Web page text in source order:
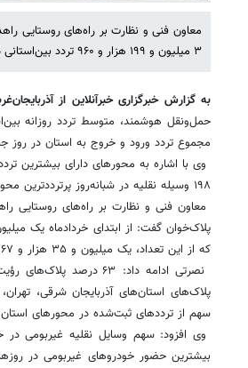
۳ میلیون و ۱۹۹ هزار و ۹۶۰ تردد بین‌استانی در محورهای مواصلاتی استان طی خردادماه ۱۴۰۵ خبر داد.
به گزارش خبرگزاری خبرآنلاین از
مجموع تردد ورود و خروج به استان در روز
۱۹۸ وسیله نقلیه در شبانه‌روز پرترددترین محور استان در خردادماه بوده است.
معاون فنی و نظارت بر راه‌های روستایی
که از این تعداد، یک میلیون و ۳۵ هزار و ۷۶۷ پلاک مربوط به وسایل نقلیه شخصی بوده است.
نصرتی ادامه داد: ۶۳
پلاک‌های استان‌های آذربایجان شرقی،
سهم از ترددهای ثبت‌شده در محورهای
وی افزود: سهم وسایل نقلیه غیربومی